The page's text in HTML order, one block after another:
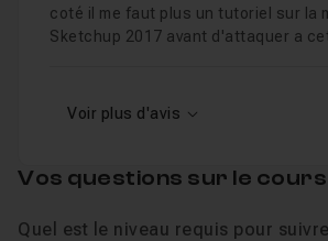
coté il me faut plus un tutoriel sur la
Sketchup 2017 avant d'attaquer a
Voir plus d'avis
Vos questions sur le cours
Quel est le niveau requis pour